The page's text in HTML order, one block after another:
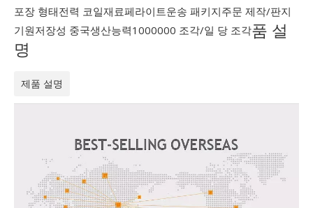
포장 형태전력 코일재료페라이트운송 패키지주문 제작/판지
기원저장성 중국생산능력1000000 조각/일 당 조각품 설
명
제품 설명